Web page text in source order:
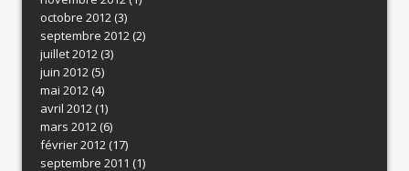
octobre 2012(3)
septembre 2012(2)
juillet 2012(3)
juin 2012(5)
mai 2012(4)
avril 2012(1)
mars 2012(6)
février 2012(17)
septembre 2011 (1)